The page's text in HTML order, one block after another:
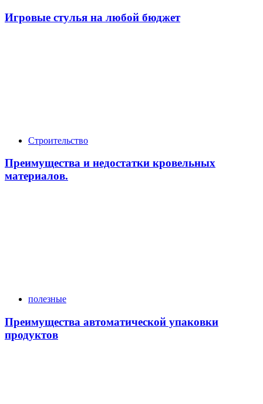
Игровые стулья на любой бюджет
Строительство
Преимущества и недостатки кровельных
материалов.
полезные
Преимущества автоматической упаковки
продуктов